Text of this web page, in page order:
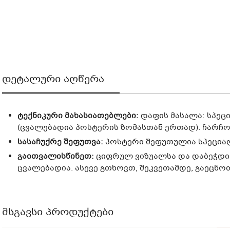
დეტალური აღწერა
ტექნიკური მახასიათებლები: დაფის მასალა:
(ცვალებადია პოსტერის ზომასთან ერთად).
სასაჩუქრე შეფუთვა: პოსტერი შეფუთულია
გაითვალისწინეთ: ციფრულ ვიზუალსა და
ცვალებადია. ასევე გთხოვთ, შეკვეთამდე,
მსგავსი პროდუქტები